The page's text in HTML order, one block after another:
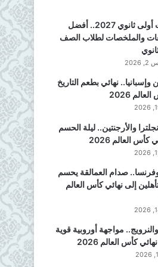
مذكرات أولى ثانوي 2027.. أفضل
والملخصات لطلاب الصف
وإسبانيا.. نهائي بطعم التاريخ
2026
والأرجنتين.. ليلة الحسم
كأس العالم 2026
وفرنسا.. صدام العمالقة يحسم
إلى نهائي كأس العالم
والنرويج.. مواجهة أوروبية قوية
كأس العالم 2026